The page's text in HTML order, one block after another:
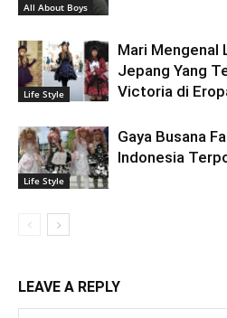
All About Boys
Life Style
Mari Mengenal
Jepang Yang
Victoria di
Life Style
Gaya Busana
Indonesia
LEAVE A REPLY